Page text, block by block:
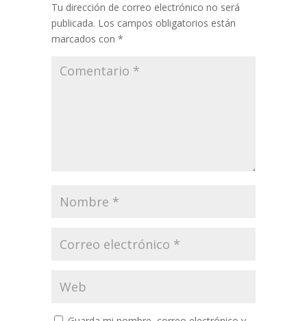
Tu dirección de correo electrónico no será
publicada. Los campos obligatorios están
marcados con *